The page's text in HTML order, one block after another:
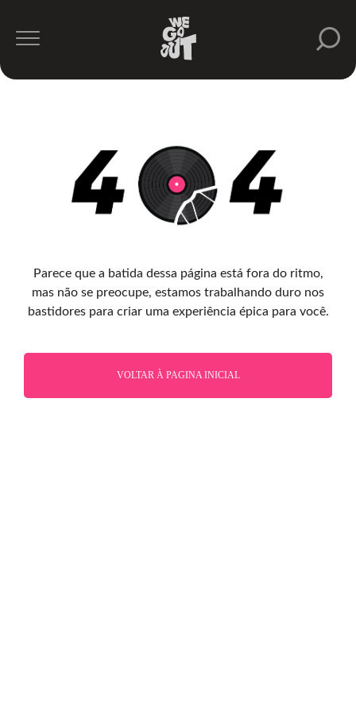
Parece que a batida dessa página está fora do ritmo,
mas não se preocupe, estamos trabalhando duro nos
bastidores para criar uma experiência épica para você.
VOLTAR À PAGINA INICIAL